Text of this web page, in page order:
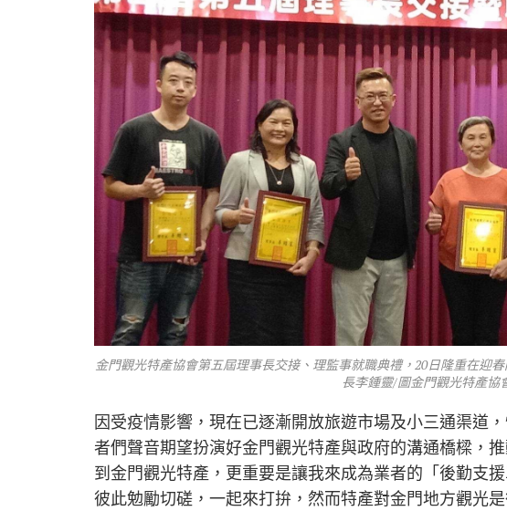
金門觀光特產協會第五屆理事長交接、理監事就職典禮，20日隆重在迎
長李鍾靈/圖金門觀光特產協
因受疫情影響，現在已逐漸開放旅遊市場及小三通渠道
者們聲音期望扮演好金門觀光特產與政府的溝通橋樑，
到金門觀光特產，更重要是讓我來成為業者的「後勤支
彼此勉勵切磋，一起來打拚，然而特產對金門地方觀光